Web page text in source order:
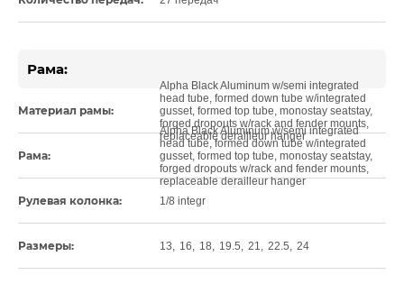
Рама:
Материал рамы:
Alpha Black Aluminum w/semi integrated
head tube, formed down tube w/integrated
gusset, formed top tube, monostay seatstay,
forged dropouts w/rack and fender mounts,
replaceable derailleur hanger
Рама:
Alpha Black Aluminum w/semi integrated
head tube, formed down tube w/integrated
gusset, formed top tube, monostay seatstay,
forged dropouts w/rack and fender mounts,
replaceable derailleur hanger
Рулевая колонка: 1/8 integr
Размеры: 13 16 18 19.5 21 22.5 24